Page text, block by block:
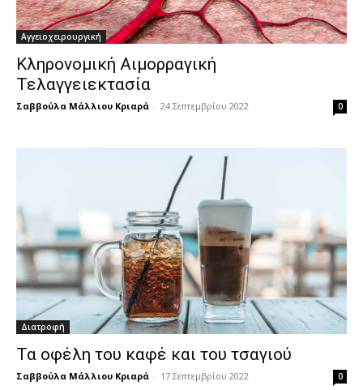
Αγγειοχειρουργική
Κληρονομική Αιμορραγική
Τελαγγειεκτασία
Σαββούλα Μάλλιου Κριαρά - 24 Σεπτεμβρίου 2022 0
Διατροφή
Τα οφέλη του καφέ και του τσαγιού
Σαββούλα Μάλλιου Κριαρά - 17 Σεπτεμβρίου 2022 0